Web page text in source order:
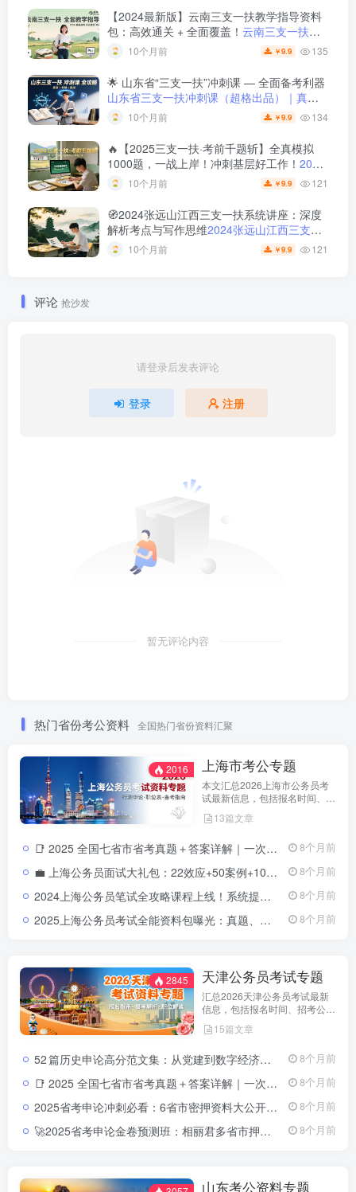
【2024最新版】云南三支一扶教学指导资料
包：高效通关 + 全面覆盖！ 云南三支一扶教
学指导资料包 — 全套理论讲义 + 历年真题 +
视频课程 | 文飞出品
10个月前 ￥9.9 135
🌟 山东省“三支一扶”冲刺课 — 全面备考利器
山东省三支一扶冲刺课（超格出品）｜真题 +
专项 + 模拟全覆盖
10个月前 ￥9.9 134
🔥【2025三支一扶·考前千题斩】全真模拟
1000题，一战上岸！冲刺基层好工作！ 2024
年三支一扶考前千题斩 | 支教支农支医乡村振
兴必备刷题宝典
10个月前 ￥9.9 121
🧭2024张远山江西三支一扶系统讲座：深度
解析考点与写作思维2024张远山江西三支一
扶系统讲座及讲义｜大作文押题卷与金句范
文全解析
10个月前 ￥9.9 121
评论 抢沙发
请登录后发表评论
登录 注册
暂无评论内容
热门省份考公资料 全国热门省份资料汇聚
2016 上海市考公专题
本文汇总2026上海市公务员考
试最新信息，包括报名时间、招
考公告、职位表、笔试科目及行
测申论备考指南。通过政策解读
天津市考特点，合理安排备考计
13篇文章
📑 2025 全国七省市省考真题＋答案详解｜一次拥有山东 · 浙江 ·四川 ·上海 ·北京 ·天津 ·江苏真题全套2025 全国省考真题全收录：七省市（山东 · 浙江 · 四川 · 上海 ·北京 ·天津 ·江苏）试卷＋详解 8个月前
💼 上海公务员面试大礼包：22效应+50案例+100语句，助你面试高分逆袭！上海公务员面试大礼包｜高分答题思维导图+历年真题合集 8个月前
2024上海公务员笔试全攻略课程上线！系统提升行测+申论，科学推理全掌握2024上海公务员笔试课程｜行测申论全套教学视频＋资料包一站式备考方案 8个月前
2025上海公务员考试全能资料包曝光：真题、申论、行测、政策全收录2025上海公务员考试全能资料包｜含历年真题+行测申论解析+市政热点合集｜教育学习网 8个月前
2845 天津公务员考试专题
汇总2026天津公务员考试最新
信息，包括报名时间、招考公
告、职位表、笔试科目及行测申
论备考指南。通过政策解读和考
市考特点，合理安排备考计划，
15篇文章
52 篇历史申论高分范文集：从党建到数字经济，一网打尽2024天津市考热门主题天津市考申论高分范文52篇：党建·数字经济·基层治理全覆盖 8个月前
📑 2025 全国七省市省考真题＋答案详解｜一次拥有山东 · 浙江 ·四川 ·上海 ·北京 ·天津 ·江苏真题全套2025 全国省考真题全收录：七省市（山东 · 浙江 · 四川 · 上海 ·北京 ·天津 ·江苏）试卷＋详解 8个月前
2025省考申论冲刺必看：6省市密押资料大公开，高分上岸就靠它！ 8个月前
🚀2025省考申论金卷预测班：相丽君多省市押题高分路径2025省考申论金卷预测视频课程 8个月前
山东考公资料专题